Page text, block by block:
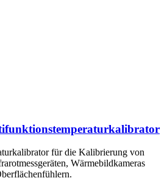
für die Kalibrierung von
Wärmebildkameras